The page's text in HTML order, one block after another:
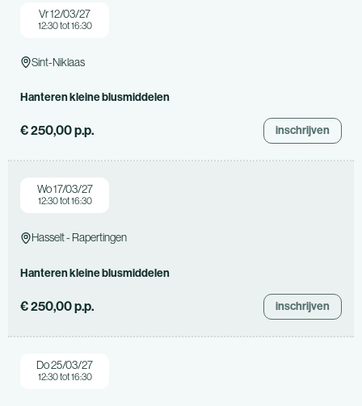
Vr 12/03/27
12:30 tot 16:30
Sint-Niklaas
Hanteren kleine blusmiddelen
€ 250,00 p.p. inschrijven
Wo 17/03/27
12:30 tot 16:30
Hasselt - Rapertingen
Hanteren kleine blusmiddelen
€ 250,00 p.p. inschrijven
Do 25/03/27
12:30 tot 16:30